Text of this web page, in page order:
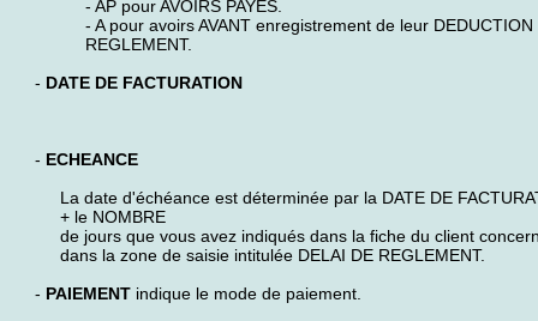
- AP pour AVOIRS PAYES.
- A pour avoirs AVANT enregistrement de leur DEDUCTION
REGLEMENT.
- DATE DE FACTURATION
- ECHEANCE
La date d'échéance est déterminée par la DATE DE
+ le NOMBRE
de jours que vous avez indiqués dans la fiche du client
dans la zone de saisie intitulée DELAI DE REGLEMENT.
- PAIEMENT indique le mode de paiement.